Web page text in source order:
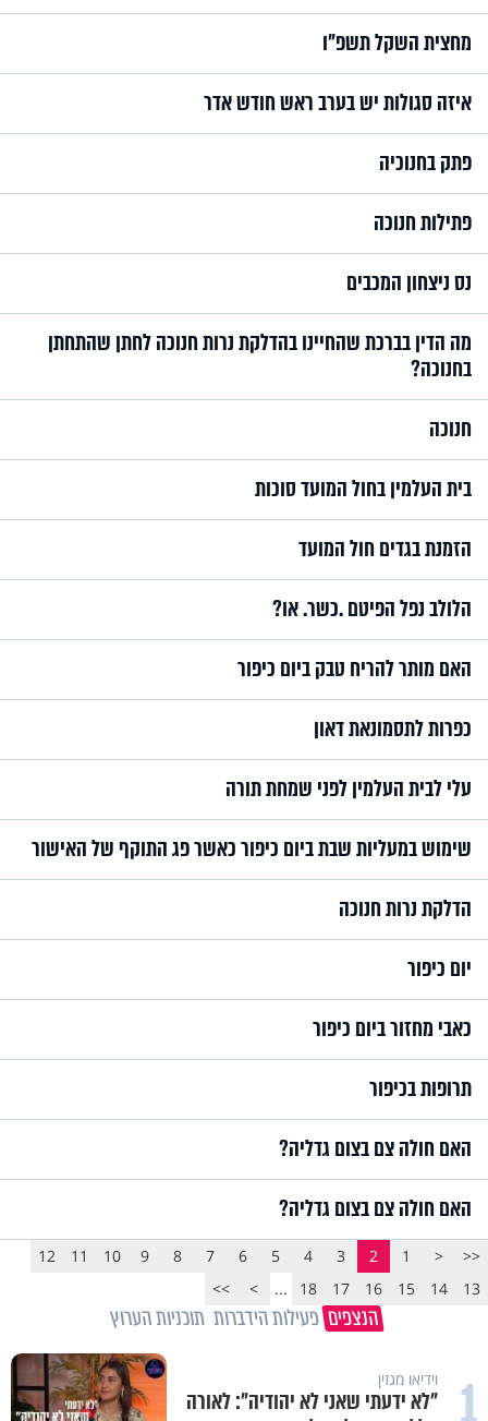
מחצית השקל תשפ"ו
איזה סגולות יש בערב ראש חודש אדר
פתק בחנוכיה
פתילות חנוכה
נס ניצחון המכבים
מה הדין בברכת שהחיינו בהדלקת נרות חנוכה לחתן שהתחתן
בחנוכה?
חנוכה
בית העלמין בחול המועד סוכות
הזמנת בגדים חול המועד
הלולב נפל הפיטם .כשר. או?
האם מותר להריח טבק ביום כיפור
כפרות לתסמונאת דאון
עלי לבית העלמין לפני שמחת תורה
שימוש במעליות שבת ביום כיפור כאשר פג התוקף של האישור
הדלקת נרות חנוכה
יום כיפור
כאבי מחזור ביום כיפור
תרופות בכיפור
האם חולה צם בצום גדליה?
האם חולה צם בצום גדליה?
<<
<
1
2
3
4
5
6
7
8
9
10
11
12
13
14
15
16
17
18
...
>
>>
הנצפים פעילות הידברות תוכניות הערוץ
1 וידיאו מגזין
"לא ידעתי שאני לא יהודיה": לאורה